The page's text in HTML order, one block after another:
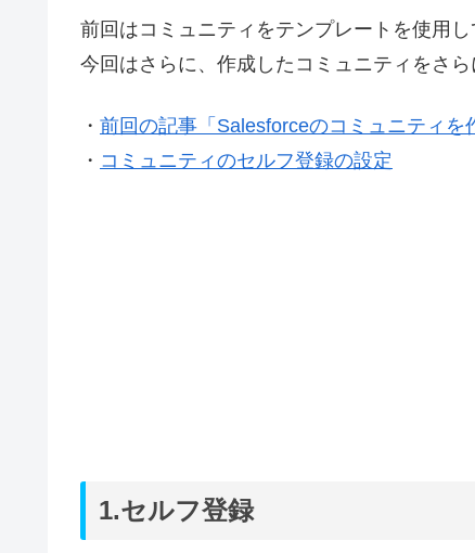
前回はコミュニティをテンプレートを使用し
今回はさらに、作成したコミュニティをさ
・ 前回の記事「Salesforceのコミュニティを
・ コミュニティのセルフ登録の設定
1.セルフ登録